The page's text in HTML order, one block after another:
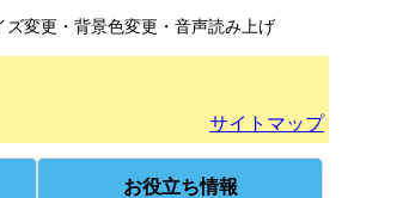
ズ変更・背景色変更・音声読み上げ
サイトマップ
お役立ち情報